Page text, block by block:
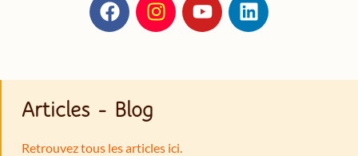
Articles - Blog
Retrouvez tous les articles ici.